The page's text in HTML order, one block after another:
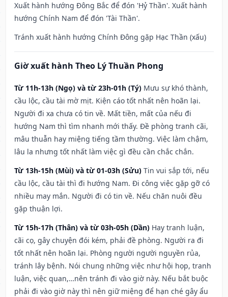
Xuất hành hướng Đông Bắc để đón 'Hỷ Thần'. Xuất hành
hướng Chính Nam để đón 'Tài Thần'.
Tránh xuất hành hướng Chính Đông gặp Hạc Thần (xấu)
Giờ xuất hành Theo Lý Thuần Phong
Từ 11h-13h (Ngọ) và từ 23h-01h (Tý) Mưu sự khó thành,
cầu lộc, cầu tài mờ mịt. Kiện cáo tốt nhất nên hoãn lại.
Người đi xa chưa có tin về. Mất tiền, mất của nếu đi
hướng Nam thì tìm nhanh mới thấy. Đề phòng tranh cãi,
mâu thuẫn hay miệng tiếng tầm thường. Việc làm chậm,
lâu la nhưng tốt nhất làm việc gì đều cần chắc chắn.
Từ 13h-15h (Mùi) và từ 01-03h (Sửu) Tin vui sắp tới, nếu
cầu lộc, cầu tài thì đi hướng Nam. Đi công việc gặp gỡ có
nhiều may mắn. Người đi có tin về. Nếu chăn nuôi đều
gặp thuận lợi.
Từ 15h-17h (Thân) và từ 03h-05h (Dần) Hay tranh luận,
cãi cọ, gây chuyện đói kém, phải đề phòng. Người ra đi
tốt nhất nên hoãn lại. Phòng người người nguyền rủa,
tránh lây bệnh. Nói chung những việc như hội họp, tranh
luận, việc quan,…nên tránh đi vào giờ này. Nếu bắt buộc
phải đi vào giờ này thì nên giữ miệng để hạn ché gây ẩu